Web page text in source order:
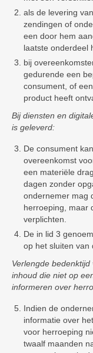
als de levering
zendingen of
een door hem
laatste onderdeel
bij
gedurende een
consument, of
product heeft
Bij diensten en
is geleverd:
De consument
overeenkomst
een materiële
dagen zonder
ondernemer mag
herroeping, maar
verplichten.
De in lid 3
op het sluiten van
Verlengde
inhoud die niet op
informeren over
Indien de
informatie over
voor herroeping
twaalf maanden